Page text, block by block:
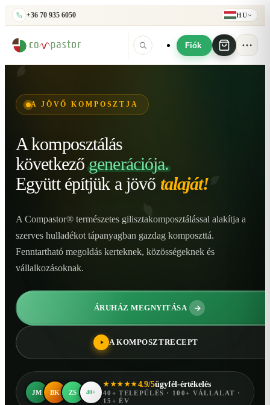
+36 70 935 6050 HU
Fiók
A JÖVŐ KOMPOSZTJA
A komposztálás
következő generációja.
Együtt építjük a jövő talaját!
A Compastor® természetes gilisztakomposztálással alakítja a
szerves hulladékot tápanyagban gazdag komposzttá.
Fenntartható megoldás kerteknek, közösségeknek és
vállalkozásoknak.
ÁRUHÁZ MEGNYITÁSA
A KOMPOSZTRECEPT
JM BK ZS 40+
★★★★★4.9/5ügyfél-értékelés
40+ TELEPÜLÉS · 100+ VÁLLALAT ·
15+ ÉV